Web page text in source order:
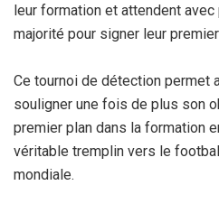
leur formation et attendent
majorité pour signer leur
Ce tournoi de détection permet
souligner une fois de plus son
premier plan dans la formation
véritable tremplin vers le
mondiale.